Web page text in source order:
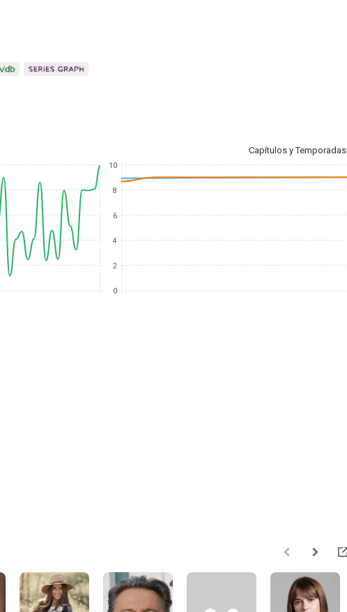
Capítulos y Temporadas
10
8
6
4
2
0